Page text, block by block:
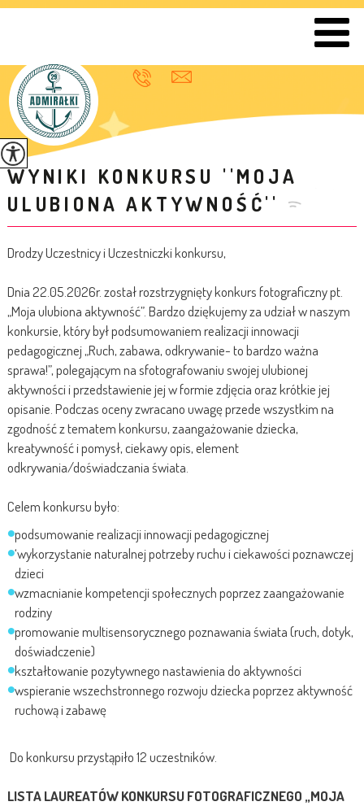
WYNIKI KONKURSU ''MOJA
ULUBIONA AKTYWNOŚĆ''
Drodzy Uczestnicy i Uczestniczki konkursu,
Dnia 22.05.2026r. został rozstrzygnięty konkurs fotograficzny pt.
„Moja ulubiona aktywność”. Bardzo dziękujemy za udział w naszym
konkursie, który był podsumowaniem realizacji innowacji
pedagogicznej „Ruch, zabawa, odkrywanie- to bardzo ważna
sprawa!”, polegającym na sfotografowaniu swojej ulubionej
aktywności i przedstawienie jej w formie zdjęcia oraz krótkie jej
opisanie. Podczas oceny zwracano uwagę przede wszystkim na
zgodność z tematem konkursu, zaangażowanie dziecka,
kreatywność i pomysł, ciekawy opis, element
odkrywania/doświadczania świata.
Celem konkursu było:
podsumowanie realizacji innowacji pedagogicznej
‘wykorzystanie naturalnej potrzeby ruchu i ciekawości poznawczej
dzieci
wzmacnianie kompetencji społecznych poprzez zaangażowanie
rodziny
promowanie multisensorycznego poznawania świata (ruch, dotyk,
doświadczenie)
kształtowanie pozytywnego nastawienia do aktywności
wspieranie wszechstronnego rozwoju dziecka poprzez aktywność
ruchową i zabawę
Do konkursu przystąpiło 12 uczestników.
LISTA LAUREATÓW KONKURSU FOTOGRAFICZNEGO „MOJA